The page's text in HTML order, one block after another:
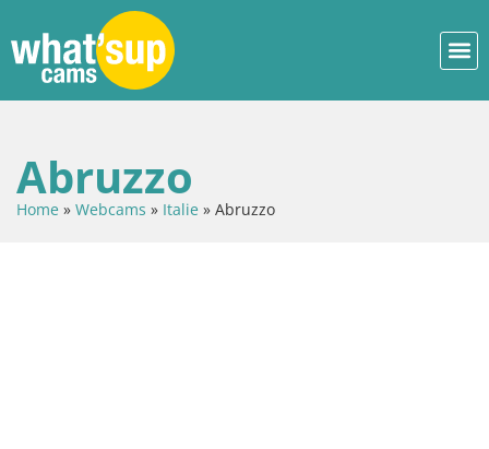
Abruzzo
Home » Webcams » Italie » Abruzzo